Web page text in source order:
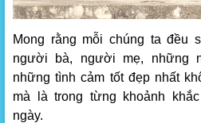
Mong rằng mỗi chúng ta đều
người bà, người mẹ, những
những tình cảm tốt đẹp nhất
mà là trong từng khoảnh
ngày.